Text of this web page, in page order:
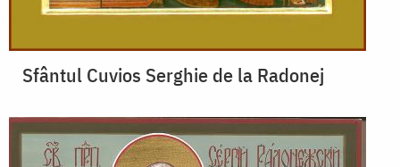
Sfântul Cuvios Serghie de la Radonej